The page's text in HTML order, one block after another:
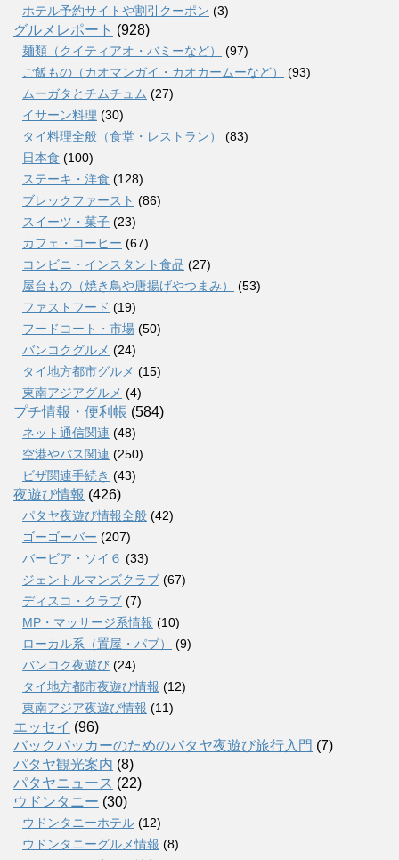
ホテル予約サイトや割引クーポン (3)
グルメレポート (928)
麺類（クイティアオ・バミーなど）
(97)
ご飯もの（カオマンガイ・カオカームーなど）
(93)
ムーガタとチムチュム (27)
イサーン料理 (30)
タイ料理全般（食堂・レストラン）
(83)
日本食 (100)
ステーキ・洋食 (128)
ブレックファースト (86)
スイーツ・菓子 (23)
カフェ・コーヒー (67)
コンビニ・インスタント食品 (27)
屋台もの（焼き鳥や唐揚げやつまみ）
(53)
ファストフード (19)
フードコート・市場 (50)
バンコクグルメ (24)
タイ地方都市グルメ (15)
東南アジアグルメ (4)
プチ情報・便利帳 (584)
ネット通信関連 (48)
空港やバス関連 (250)
ビザ関連手続き (43)
夜遊び情報 (426)
パタヤ夜遊び情報全般 (42)
ゴーゴーバー (207)
バービア・ソイ６ (33)
ジェントルマンズクラブ (67)
ディスコ・クラブ (7)
MP・マッサージ系情報 (10)
ローカル系（置屋・パブ）
(9)
バンコク夜遊び (24)
タイ地方都市夜遊び情報 (12)
東南アジア夜遊び情報 (11)
エッセイ (96)
バックパッカーのためのパタヤ夜遊び旅行入門 (7)
パタヤ観光案内 (8)
パタヤニュース (22)
ウドンタニー (30)
ウドンタニーホテル (12)
ウドンタニーグルメ情報 (8)